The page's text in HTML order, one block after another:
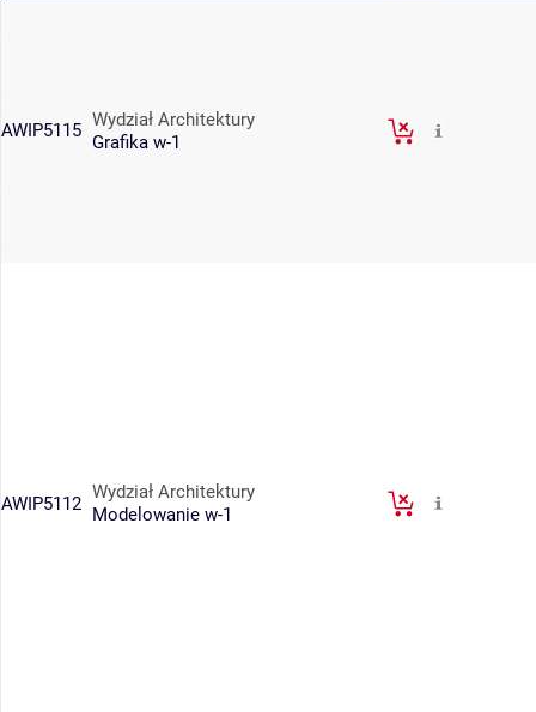
AWIP5115 Wydział Architektury
Grafika w-1
AWIP5112
Wydział Architektury
Modelowanie w-1